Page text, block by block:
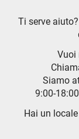
Ti serve aiuto?
Vuoi
Siamo
9:00-
Hai un